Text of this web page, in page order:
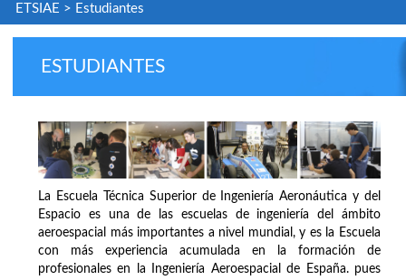
ETSIAE > Estudiantes
ESTUDIANTES
La Escuela Técnica Superior de Ingeniería Aeronáutica y del
Espacio es una de las escuelas de ingeniería del ámbito
aeroespacial más importantes a nivel mundial, y es la Escuela
con más experiencia acumulada en la formación de
profesionales en la Ingeniería Aeroespacial de España. pues